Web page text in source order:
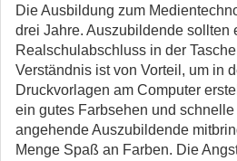
Die Ausbildung zum
drei Jahre. Auszubildende sollten
Realschulabschluss in der
Verständnis ist von Vorteil, um in
Druckvorlagen am Computer
ein gutes Farbsehen und
angehende Auszubildende
Menge Spaß an Farben. Die